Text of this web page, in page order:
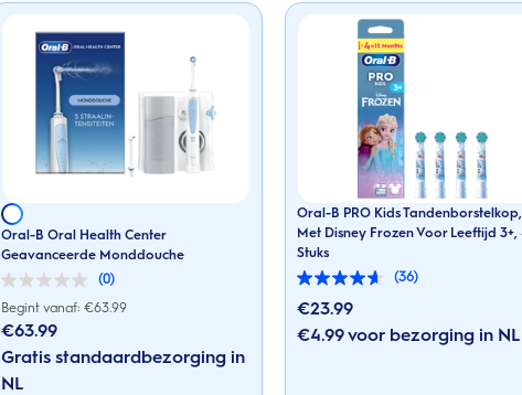
Oral-B Oral Health Center
Geavanceerde Monddouche
(0)
0.0
van
5
sterren.
Begint vanaf: €63.99
€63.99
Gratis standaardbezorging in
NL
Oral-B PRO Kids Tandenborstelkop,
Met Disney Frozen Voor Leeftijd 3+,
Stuks
(36)
4.6
van
de
5
€23.99
€4.99 voor bezorging in NL